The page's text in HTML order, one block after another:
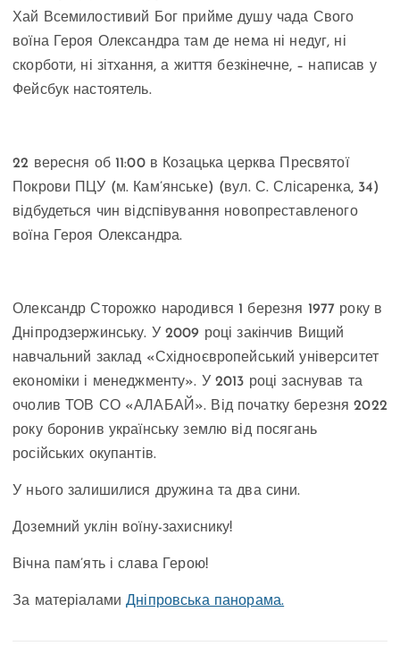
Хай Всемилостивий Бог прийме душу чада Свого
воїна Героя Олександра там де нема ні недуг, ні
скорботи, ні зітхання, а життя безкінечне, – написав у
Фейсбук настоятель.
22 вересня об 11:00 в Козацька церква Пресвятої
Покрови ПЦУ (м. Кам’янське) (вул. С. Слісаренка, 34)
відбудеться чин відспівування новопреставленого
воїна Героя Олександра.
Олександр Сторожко народився 1 березня 1977 року в
Дніпродзержинську. У 2009 році закінчив Вищий
навчальний заклад «Східноєвропейський університет
економіки і менеджменту». У 2013 році заснував та
очолив ТОВ СО «АЛАБАЙ». Від початку березня 2022
року боронив українську землю від посягань
російських окупантів.
У нього залишилися дружина та два сини.
Доземний уклін воїну-захиснику!
Вічна пам’ять і слава Герою!
За матеріаламиДніпровська панорама.